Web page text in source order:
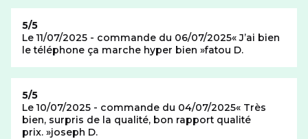
Note de
5/5
Le 11/07/2025 - commande du 06/07/2025 J’ai bien
le téléphone ça marche hyper bien
fatou D.
Note de
5/5
Le 10/07/2025 - commande du 04/07/2025
Très
bien, surpris de la qualité, bon rapport qualité
prix.
joseph D.